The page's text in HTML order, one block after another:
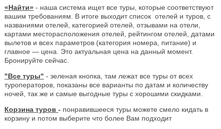
«Найти» - наша система ищет все туры, которые соответствуют
вашим требованиям. В итоге выходит список отелей и туров, с
названиями отелей, категорией отелей, отзывами на отели,
картами месторасположения отелей, рейтингом отелей, датами
вылетов и всех параметров (категория номера, питание) и
главное — цена. Это актуальная цена на данный момент.
Бронируйте сейчас.
"Все туры" - зеленая кнопка, там лежат все туры от всех
туроператоров, показаны все варианты по датам и количеству
ночей, так же и самые выгодные туры с хорошими скидками.
Корзина туров - понравившееся туры можете смело кидать в
корзину и потом выберите что более Вам подходит